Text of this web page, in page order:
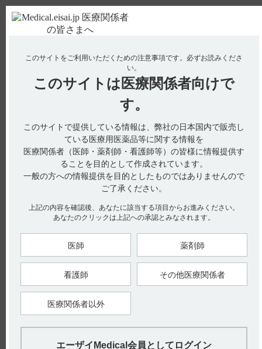
使用期限検索 Drug Information
No : 19958
【ロゼバラミン】 授乳婦への投与に関する注意
事項について教えてください。
【ロゼバラミン】
授乳婦への投与に関する注意事項について教えてください。
電子添文には、授乳婦への投与に関する注意事項は設定されて
いません。(引用1)
1）ロゼバラミン筋注用25mg 電子添文 2024年11月改訂（第2
版）
【更新年月】
このサイトをご利用いただくための注意事項です。 必ずお読みくださ
い。
このサイトは 医療関係者向けで
す。
このサイトで提供している情報は、弊社の日本国内で販売し
ている医療用医薬品等に関する情報を
医療関係者（医師・薬剤師・看護師等）の皆様に情報提供す
ることを目的として作成されています。
一般の方への情報提供を目的としたものではありませんので
ご了承ください。
上記の内容を確認後、あなたに該当する項目からお進みください。
あなたのクリックは上記への承認とみなされます。
医師 薬剤師
看護師 その他医療関係者
医療関係者以外
エーザイMedical会員としてログイン